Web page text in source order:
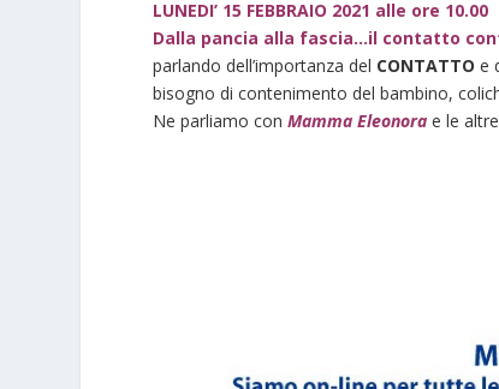
LUNEDI’ 15 FEBBRAIO 2021 alle ore 10.00
Dalla pancia alla fascia…il contatto
parlando dell’importanza del CONTATTO e
bisogno di contenimento del bambino,
Ne parliamo conMamma Eleonora e le